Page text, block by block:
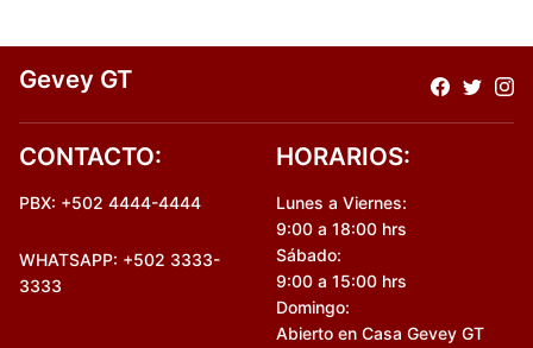
Gevey GT
CONTACTO:
PBX: +502 4444-4444
WHATSAPP: +502 3333-
3333
HORARIOS:
Lunes a Viernes:
9:00 a 18:00 hrs
Sábado:
9:00 a 15:00 hrs
Domingo:
Abierto en Casa Gevey GT